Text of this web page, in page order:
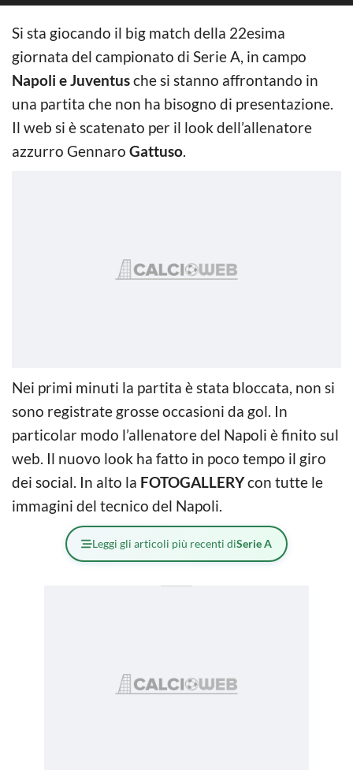
Si sta giocando il big match della 22esima
giornata del campionato di Serie A, in campo
Napoli e Juventusche si stanno affrontando in
una partita che non ha bisogno di presentazione.
Il web si è scatenato per il look dell’allenatore
azzurro Gennaro Gattuso.
Nei primi minuti la partita è stata bloccata, non si
sono registrate grosse occasioni da gol. In
particolar modo l’allenatore del Napoli è finito sul
web. Il nuovo look ha fatto in poco tempo il giro
dei social. In alto la FOTOGALLERYcon tutte le
immagini del tecnico del Napoli.
Leggi gli articoli più recenti diSerie A